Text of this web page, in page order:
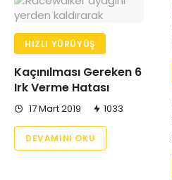
HIZLI YÜRÜYÜŞ
Kaçınılması Gereken 6
Irk Verme Hatası
17 Mart 2019 1033
DEVAMINI OKU